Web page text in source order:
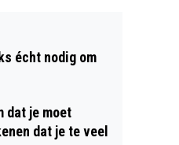
écht nodig om
dat je moet
dat je te veel